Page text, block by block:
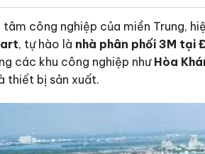
công nghiệp của miền Trung,
, tự hào là nhà phân phối 3M tại
các khu công nghiệp như Hòa
thiết bị sản xuất.